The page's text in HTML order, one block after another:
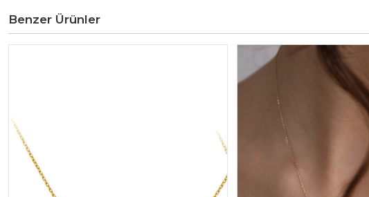
Benzer Ürünler